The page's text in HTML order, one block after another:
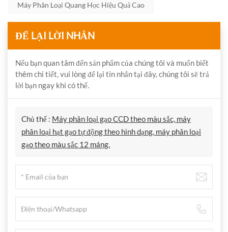
Máy Phân Loại Quang Học Hiệu Quả Cao
ĐỂ LẠI LỜI NHẮN
Nếu bạn quan tâm đến sản phẩm của chúng tôi và muốn biết
thêm chi tiết, vui lòng để lại tin nhắn tại đây, chúng tôi sẽ trả
lời bạn ngay khi có thể.
Chủ thể : Máy phân loại gạo CCD theo màu sắc, máy
phân loại hạt gạo tự động theo hình dạng, máy phân loại
gạo theo màu sắc 12 máng.